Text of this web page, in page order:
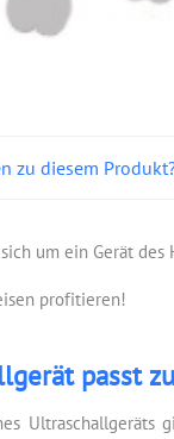
zu diesem
um ein Gerät des
profitieren!
passt